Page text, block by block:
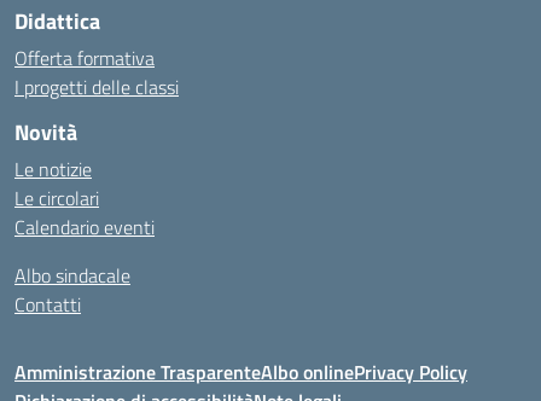
Didattica
Offerta formativa
I progetti delle classi
Novità
Le notizie
Le circolari
Calendario eventi
Albo sindacale
Contatti
Amministrazione TrasparenteAlbo onlinePrivacy Policy